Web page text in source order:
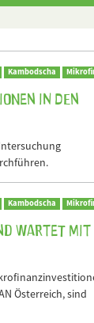
Kambodscha
in den
Kambodscha
wartet mit
Österreich, sind